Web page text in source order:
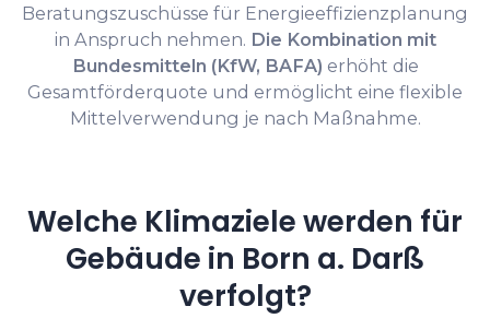
Beratungszuschüsse für Energieeffizienzplanung
in Anspruch nehmen. Die Kombination mit
Bundesmitteln (KfW, BAFA) erhöht die
Gesamtförderquote und ermöglicht eine flexible
Mittelverwendung je nach Maßnahme.
Welche Klimaziele werden für
Gebäude in Born a. Darß
verfolgt?